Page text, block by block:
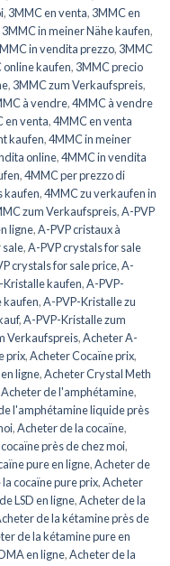
, 3MMC en venta, 3MMC en
3MMC in meiner Nähe kaufen,
in vendita prezzo, 3MMC
online kaufen, 3MMC precio
, 3MMC zum Verkaufspreis,
à vendre,4MMC à vendre
en venta,4MMC en venta
kaufen,4MMC in meiner
online,4MMC in vendita
,4MMC per prezzo di
kaufen,4MMC zu verkaufen in
zum Verkaufspreis,A-PVP
ligne,A-PVP cristaux à
sale,A-PVP crystals for sale
crystals for sale price,A-
Kristalle kaufen,A-PVP-
kaufen,A-PVP-Kristalle zu
,A-PVP-Kristalle zum
Verkaufspreis,Acheter A-
prix,Acheter Cocaïne prix,
ligne,Acheter Crystal Meth
Acheter de l'amphétamine,
l'amphétamine liquide près
,Acheter de la cocaïne,
près de chez moi,
pure en ligne,Acheter de
cocaïne pure prix,Acheter
LSD en ligne,Acheter de la
de la kétamine près de
de la kétamine pure en
en ligne,Acheter de la